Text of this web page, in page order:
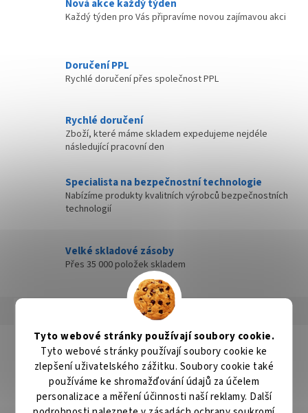
Tyto webové stránky používají soubory cookie.
Tyto webové stránky používají soubory cookie ke
zlepšení uživatelského zážitku. Soubory cookie také
používáme ke shromažďování údajů za účelem
personalizace a měření účinnosti naší reklamy. Další
Nová akce každý týden
Každý týden pro Vás připravíme novou zajímavou akci
Doručení PPL
Rychlé doručení přes společnost PPL
Rychlé doručení
Zboží, které máme skladem expedujeme nejdéle
následující pracovní den
Specialista na bezpečnostní technologie
Nabízíme produkty kvalitních výrobců bezpečnostních
technologií
Velké skladové zásoby
Přes 35 000 položek skladem
Diskuze
Detailní popis produktu
Popis produktu není dostupný